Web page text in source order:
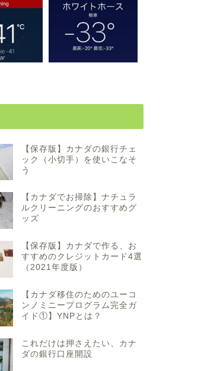
【保存版】カナダの銀行チェ
ック（小切手）を使いこなそ
う
【カナダでお掃除】ナチュラ
ルクリーニングのおすすめグ
ッズ
【保存版】カナダで作る、お
すすめのクレジットカード4選
（2021年度版）
【カナダ移住のためのユーコ
ンノミニープログラム完全ガ
イド①】YNPとは？
これだけは押さえたい、カナ
ダの銀行口座開設